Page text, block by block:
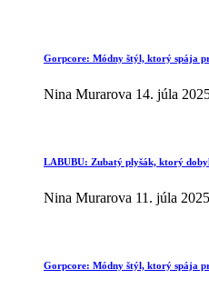
Gorpcore: Módny štýl, ktorý spája
Nina Murarova 14. júla
LABUBU: Zubatý plyšák, ktorý
Nina Murarova 11. júla 2025
Gorpcore: Módny štýl, ktorý spája